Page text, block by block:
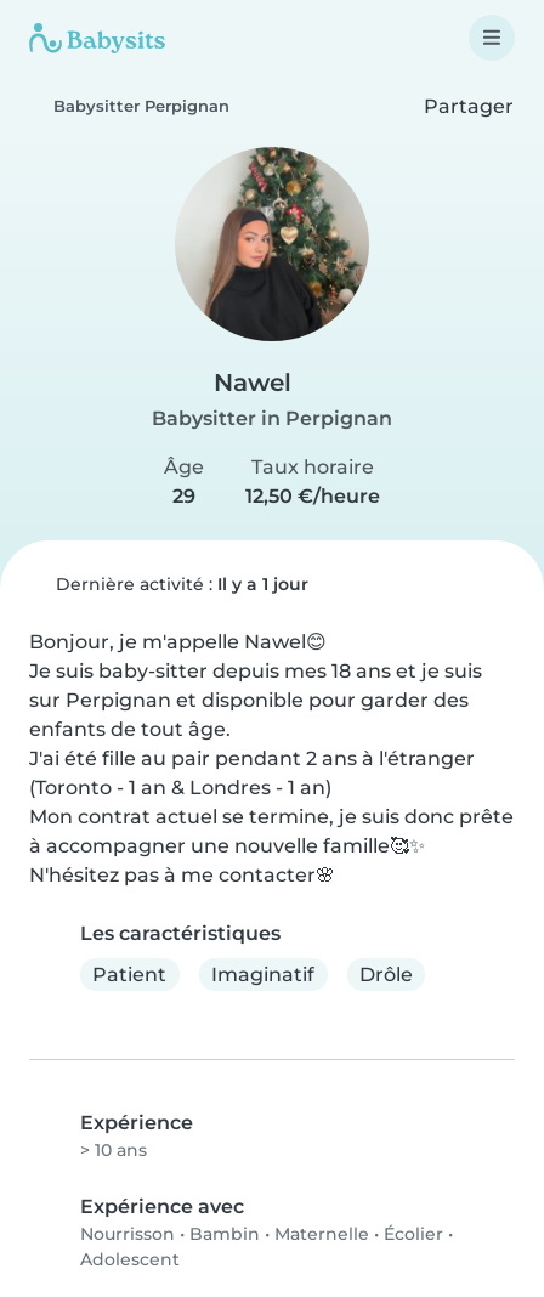
Babysitter Perpignan Partager
Nawel
Babysitter in Perpignan
Âge
29
Taux horaire
12,50 €/heure
Dernière activité : Il y a 1 jour
Bonjour, je m'appelle Nawel😊
Je suis baby-sitter depuis mes 18 ans et je suis
sur Perpignan et disponible pour garder des
enfants de tout âge.
J'ai été fille au pair pendant 2 ans à l'étranger
(Toronto - 1 an & Londres - 1 an)
Mon contrat actuel se termine, je suis donc prête
à accompagner une nouvelle famille🥰✨
N'hésitez pas à me contacter🌸
Les caractéristiques
Patient
Imaginatif Drôle
Expérience
> 10 ans
Expérience avec
Nourrisson • Bambin • Maternelle • Écolier •
Adolescent